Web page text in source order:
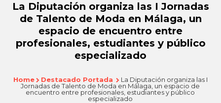
La Diputación organiza las I Jornadas
de Talento de Moda en Málaga, un
espacio de encuentro entre
profesionales, estudiantes y público
especializado
Home Destacado Portada
La Diputación organiza las I
Jornadas de Talento de Moda en Málaga, un espacio de
encuentro entre profesionales, estudiantes y público
especializado